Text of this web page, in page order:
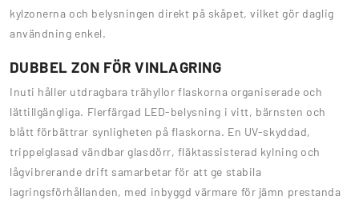
kylzonerna och belysningen direkt på skåpet, vilket gör daglig
användning enkel.
DUBBEL ZON FÖR VINLAGRING
Inuti håller utdragbara trähyllor flaskorna organiserade och
lättillgängliga. Flerfärgad LED-belysning i vitt, bärnsten och
blått förbättrar synligheten på flaskorna. En UV-skyddad,
trippelglasad vändbar glasdörr, fläktassisterad kylning och
lågvibrerande drift samarbetar för att ge stabila
lagringsförhållanden, med inbyggd värmare för jämn prestanda